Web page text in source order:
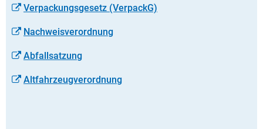
Verpackungsgesetz (VerpackG)
Nachweisverordnung
Abfallsatzung
Altfahrzeugverordnung